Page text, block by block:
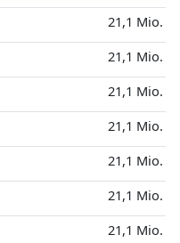
21,1 Mio.
21,1 Mio.
21,1 Mio.
21,1 Mio.
21,1 Mio.
21,1 Mio.
21,1 Mio.